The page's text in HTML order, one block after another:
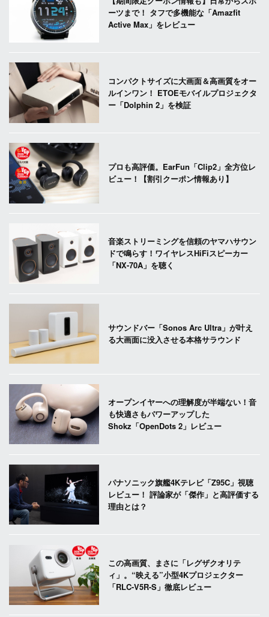
ーツまで！ タフで多機能な「Amazfit
Active Max」をレビュー
コンパクトサイズに大画面＆高画質をオー
ルインワン！ ETOEモバイルプロジェクタ
ー「Dolphin 2」を検証
プロも高評価。EarFun「Clip2」全方位レ
ビュー！【割引クーポン情報あり】
音楽ストリーミングを信頼のヤマハサウン
ドで鳴らす！ワイヤレスHiFiスピーカー
「NX-70A」を聴く
サウンドバー「Sonos Arc Ultra」が叶え
る大画面に没入させる本格サラウンド
オープンイヤーへの理解度が半端ない！音
も快適さもパワーアップした
Shokz「OpenDots 2」レビュー
パナソニック旗艦4Kテレビ「Z95C」視聴
レビュー！ 評論家が「傑作」と高評価する
理由とは？
この高画質、まさに「レグザクオリテ
ィ」。“映える”小型4Kプロジェクター
「RLC-V5R-S」徹底レビュー